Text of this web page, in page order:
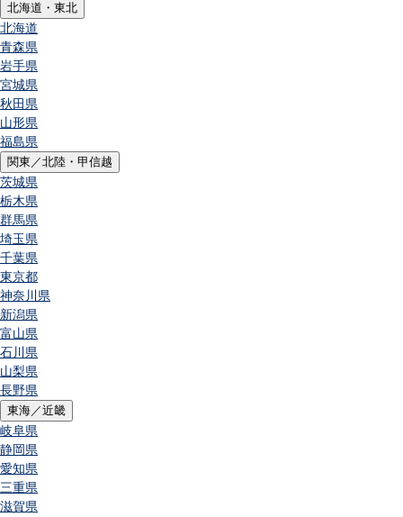
北海道・東北
北海道
青森県
岩手県
宮城県
秋田県
山形県
福島県
関東／北陸・甲信越
茨城県
栃木県
群馬県
埼玉県
千葉県
東京都
神奈川県
新潟県
富山県
石川県
山梨県
長野県
東海／近畿
岐阜県
静岡県
愛知県
三重県
滋賀県